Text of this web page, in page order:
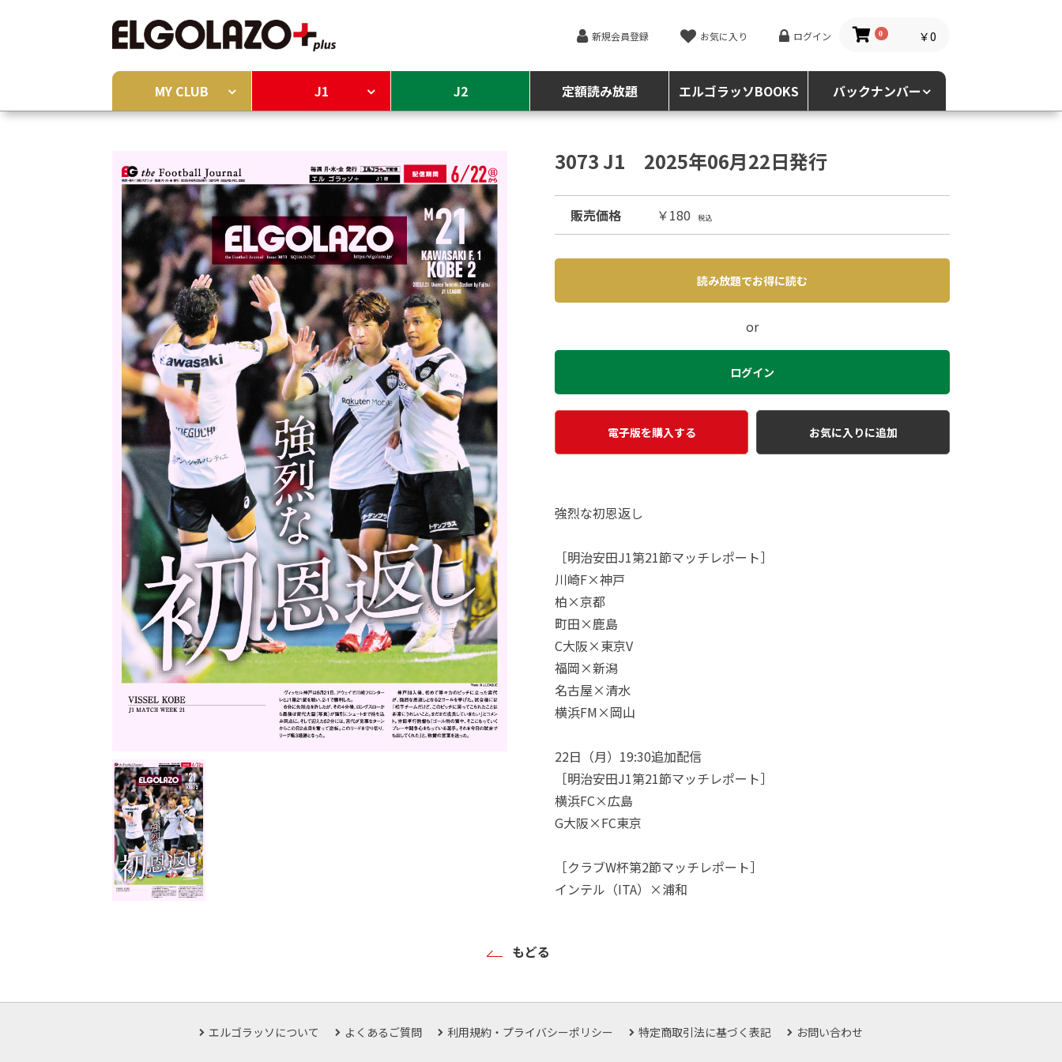
新規会員登録 お気に入り ログイン 0 ￥0
MY CLUB J1 J2 定額読み放題 エルゴラッソBOOKS バックナンバー
3073 J1 2025年06月22日発行
販売価格 ￥180 税込
読み放題でお得に読む
or
ログイン
電子版を購入する お気に入りに追加
強烈な初恩返し
［明治安田J1第21節マッチレポート］
川崎F×神戸
柏×京都
町田×鹿島
C大阪×東京V
福岡×新潟
名古屋×清水
横浜FM×岡山
22日（月）19:30追加配信
［明治安田J1第21節マッチレポート］
横浜FC×広島
G大阪×FC東京
［クラブW杯第2節マッチレポート］
インテル（ITA）×浦和
もどる
エルゴラッソについて よくあるご質問 利用規約・プライバシーポリシー 特定商取引法に基づく表記 お問い合わせ